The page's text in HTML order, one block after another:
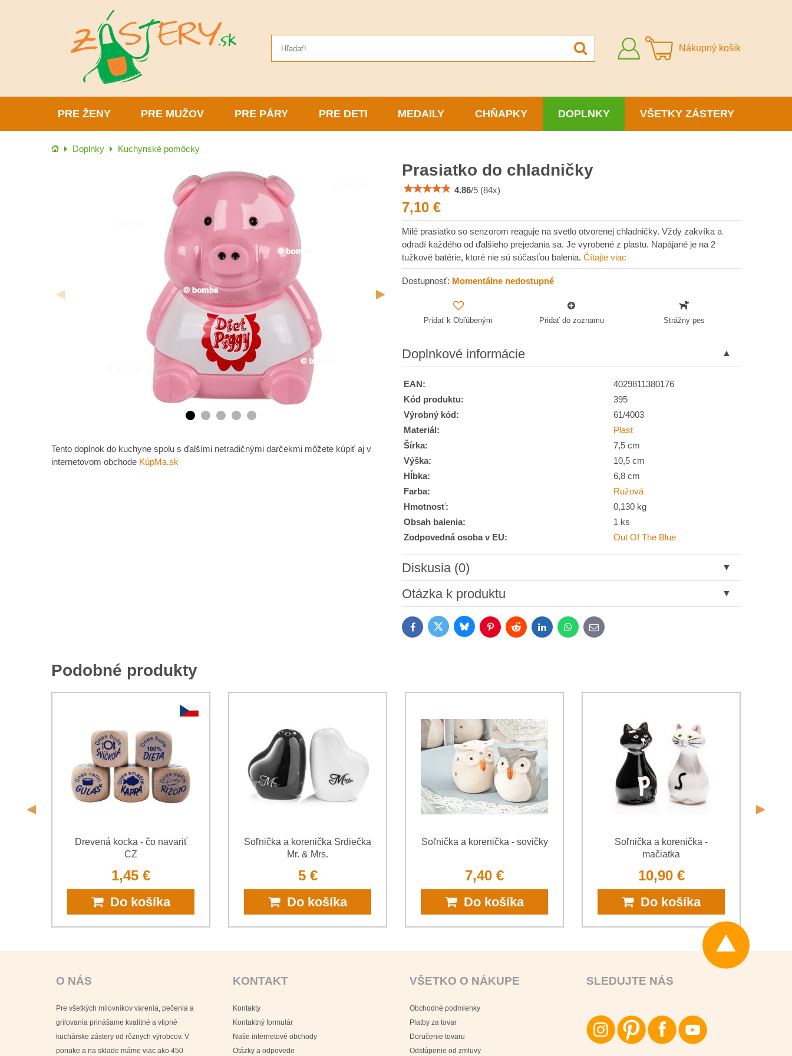
Prihlásiť
sa
Nákupný košík
PRE ŽENY PRE MUŽOV PRE PÁRY PRE DETI MEDAILY CHŇAPKY DOPLNKY VŠETKY ZÁSTERY
Úvod Doplnky Kuchynské pomôcky
Tento doplnok do kuchyne spolu s ďalšími netradičnými darčekmi môžete kúpiť aj v
internetovom obchode KúpMa.sk
Prasiatko do chladničky
4.86/5 (84x)
7,10 €
Milé prasiatko so senzorom reaguje na svetlo otvorenej chladničky. Vždy zakvíka a
odradí každého od ďalšieho prejedania sa. Je vyrobené z plastu. Napájané je na 2
tužkové batérie, ktoré nie sú súčasťou balenia. Čítajte viac
Dostupnosť: Momentálne nedostupné
Pridať k Obľúbeným Pridať do zoznamu Strážny pes
Doplnkové informácie
EAN:
4029811380176
Kód produktu:
395
Výrobný kód:
61/4003
Materiál:
Plast
Šírka:
7,5 cm
Výška:
10,5 cm
Hĺbka:
6,8 cm
Farba:
Ružová
Hmotnosť:
0,130 kg
Obsah balenia:
1 ks
Zodpovedná osoba v EU:
Out Of The Blue
Diskusia (0)
Nový komentár
Oboznámil som sa s podmienkamiOchrany osobných údajov spoločnosti Bomba s.r.o.
Otázka k produktu
(Povinné) Odoslať
FacebookTwitter BlueskyPinterestReddit LinkedInWhatsApp
E-
mail
Podobné produkty
Drevená kocka - čo navariť
CZ
1,45 €
Do košíka
Soľnička a korenička Srdiečka
Mr. & Mrs.
5 €
Do košíka
Soľnička a korenička - sovičky
7,40 €
Do košíka
Soľnička a korenička -
mačiatka
10,90 €
Do košíka
O NÁS
Pre všetkých milovníkov varenia, pečenia a
grilovania prinášame kvalitné a vtipné
kuchárske zástery od rôznych výrobcov. V
ponuke a na sklade máme viac ako 450
KONTAKT
Kontakty
Kontaktný formulár
Naše internetové obchody
Otázky a odpovede
VŠETKO O NÁKUPE
Obchodné podmienky
Platby za tovar
Doručenie tovaru
Odstúpenie od zmluvy
SLEDUJTE NÁS